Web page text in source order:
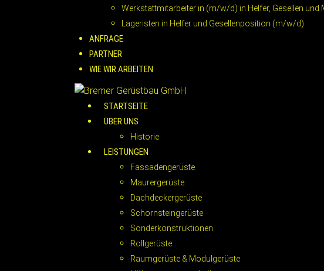
Werkstattmitarbeiter:in (m/w/d) in Helfer, Gesellen und
Lageristen in Helfer und Gesellenposition (m/w/d)
ANFRAGE
PARTNER
WIE WIR ARBEITEN
STARTSEITE
ÜBER UNS
Historie
LEISTUNGEN
Fassadengerüste
Maurergerüste
Dachdeckergerüste
Schornsteingerüste
Sonderkonstruktionen
Rollgerüste
Raumgerüste & Modulgerüste